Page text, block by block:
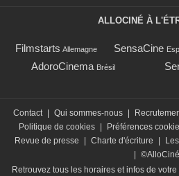
ALLOCINÉ À
Filmstarts Allemagne SensaCine
AdoroCinema Brésil
Contact | Qui sommes-nous |
Politique de cookies | Préférences
Revue de presse
| Charte d'écriture |
| ©AlloCiné
Retrouvez tous les horaires et infos de